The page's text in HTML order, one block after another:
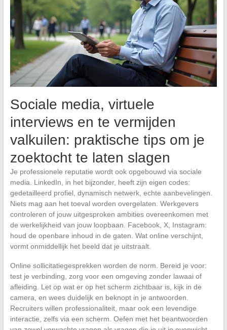
Sociale media, virtuele
interviews en te vermijden
valkuilen: praktische tips om je
zoektocht te laten slagen
Je professionele reputatie wordt ook opgebouwd via sociale
media. LinkedIn, in het bijzonder, heeft zijn eigen codes:
gedetailleerd profiel, dynamisch netwerk, echte aanbevelingen.
Niets mag aan het toeval worden overgelaten. Werkgevers
controleren of jouw uitgesproken ambities overeenkomen met
de werkelijkheid van jouw loopbaan. Facebook, X, Instagram:
houd de openbare inhoud in de gaten. Wat online verschijnt,
vormt onmiddellijk het beeld dat je uitstraalt.
Online sollicitatiegesprekken worden de norm. Bereid je voor:
test je verbinding, zorg voor een omgeving zonder lawaai of
afleiding. Let op wat er op het scherm zichtbaar is, kijk in de
camera, en wees duidelijk en beknopt in je antwoorden.
Recruiters willen professionaliteit, maar ook een levendige
interactie, zelfs via een scherm. Oefen met het beantwoorden